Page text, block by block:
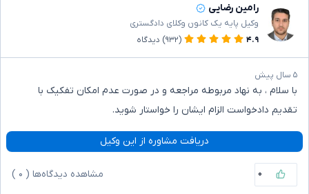
رامین رضایی
وکیل پایه یک کانون وکلای دادگستری
۴.۹
(۹۳۲) دیدگاه
۵ سال پیش
با سلام ، به نهاد مربوطه مراجعه و در صورت عدم امکان تفکیک با
تقدیم دادخواست الزام ایشان را خواستار شوید.
دریافت مشاوره از این وکیل
۰ مشاهده دیدگاه‌ها ( ۰